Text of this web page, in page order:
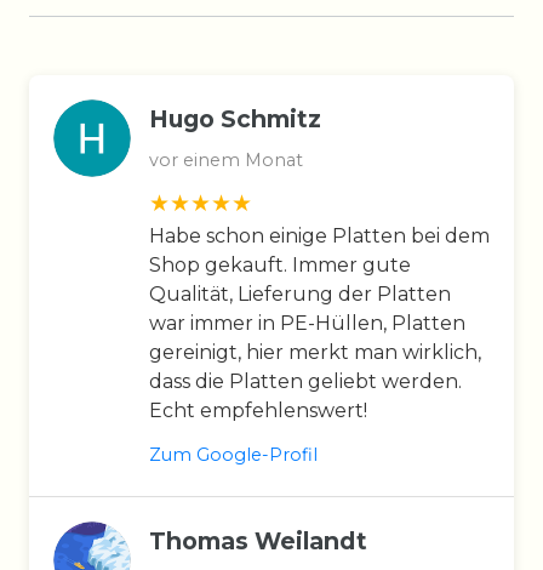
Hugo Schmitz
vor einem Monat
Habe schon einige Platten bei dem
Shop gekauft. Immer gute
Qualität, Lieferung der Platten
war immer in PE-Hüllen, Platten
gereinigt, hier merkt man wirklich,
dass die Platten geliebt werden.
Echt empfehlenswert!
Zum Google-Profil
Thomas Weilandt